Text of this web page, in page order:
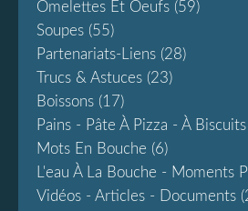
Omelettes Et Oeufs (59)
Soupes (55)
Partenariats-Liens (28)
Trucs & Astuces (23)
Boissons (17)
Pains - Pâte À Pizza - À Biscuits
Mots En Bouche (6)
L'eau À La Bouche - Moments
Vidéos - Articles - Documents